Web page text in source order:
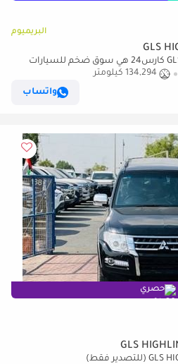
البريميوم
ميتسوبيشي باجيرو GLS HIGHLINE كارس24 هي سوق ضخم للسيارات
المستعملة موثوق ومضمون ٪كارس24 هي سوق ضخم للسيارات
134,294 كيلومتر
واتساب
حصري